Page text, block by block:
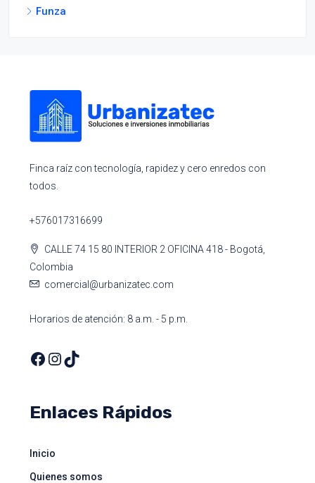
Funza
Finca raíz con tecnología, rapidez y cero enredos con
todos.
+576017316699
CALLE 74 15 80 INTERIOR 2 OFICINA 418 - Bogotá,
Colombia
comercial@urbanizatec.com
Horarios de atención: 8 a.m. - 5 p.m.
Enlaces Rápidos
Inicio
Quienes somos